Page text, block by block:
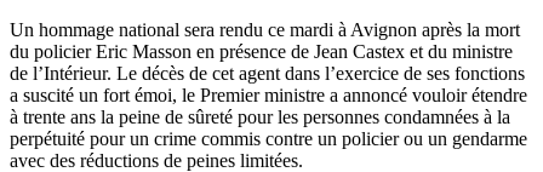
Un hommage national sera rendu ce mardi à Avignon après la mort
du policier Eric Masson en présence de Jean Castex et du ministre
de l’Intérieur. Le décès de cet agent dans l’exercice de ses fonctions
a suscité un fort émoi, le Premier ministre a annoncé vouloir étendre
à trente ans la peine de sûreté pour les personnes condamnées à la
perpétuité pour un crime commis contre un policier ou un gendarme
avec des réductions de peines limitées.